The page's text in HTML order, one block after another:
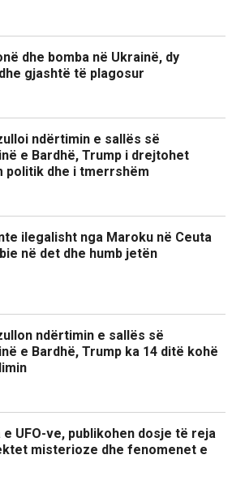
dhe bomba në Ukrainë, dy
gjashtë të plagosur
ndërtimin e sallës së
e Bardhë, Trump i drejtohet
politik dhe i tmerrshëm
ilegalisht nga Maroku në Ceuta
në det dhe humb jetën
ndërtimin e sallës së
e Bardhë, Trump ka 14 ditë kohë
UFO-ve, publikohen dosje të reja
misterioze dhe fenomenet e